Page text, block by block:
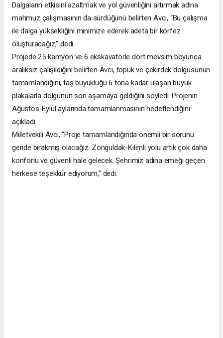
Dalgaların etkisini azaltmak ve yol güvenliğini artırmak adına
mahmuz çalışmasının da sürdüğünü belirten Avcı, “Bu çalışma
ile dalga yüksekliğini minimize ederek adeta bir körfez
oluşturacağız,” dedi.
Projede 25 kamyon ve 6 ekskavatörle dört mevsim boyunca
aralıksız çalışıldığını belirten Avcı, topuk ve çekirdek dolgusunun
tamamlandığını, taş büyüklüğü 6 tona kadar ulaşan büyük
plakalarla dolgunun son aşamaya geldiğini söyledi. Projenin
Ağustos-Eylül aylarında tamamlanmasının hedeflendiğini
açıkladı.
Milletvekili Avcı, “Proje tamamlandığında önemli bir sorunu
geride bırakmış olacağız. Zonguldak-Kilimli yolu artık çok daha
konforlu ve güvenli hale gelecek. Şehrimiz adına emeği geçen
herkese teşekkür ediyorum,” dedi.